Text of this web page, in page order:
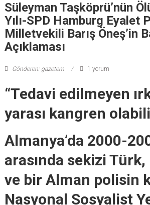
Süleyman Taşköprü’nün
Yılı-SPD Hamburg Eyalet
Milletvekili Barış Öneş’in
Açıklaması
Gönderen: gazetem 1 yorum
“Tedavi edilmeyen
yarası kangren
Almanya’da 2000-
arasında sekizi
ve bir Alman polisin
Nasyonal Sosyalist